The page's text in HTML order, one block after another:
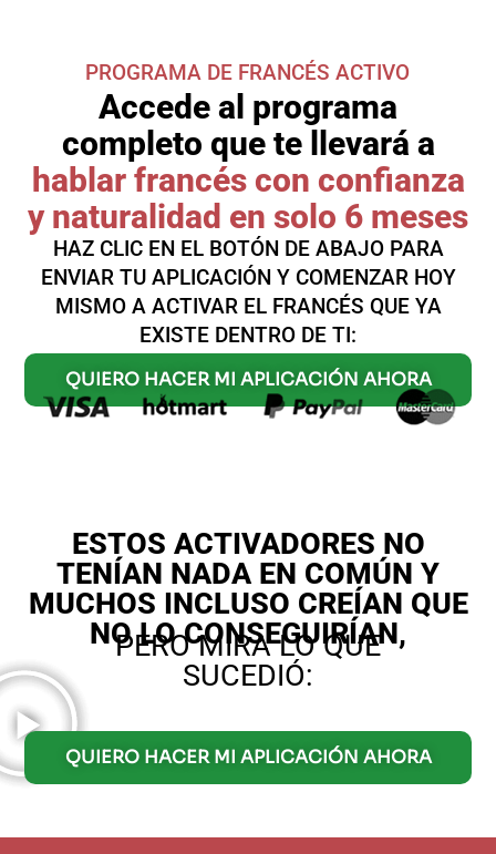
PROGRAMA DE FRANCÉS ACTIVO
Accede al programa
completo que te llevará a
hablar francés con confianza
y naturalidad en solo 6 meses
HAZ CLIC EN EL BOTÓN DE ABAJO PARA
ENVIAR TU APLICACIÓN Y COMENZAR HOY
MISMO A ACTIVAR EL FRANCÉS QUE YA
EXISTE DENTRO DE TI:
QUIERO HACER MI APLICACIÓN AHORA
ESTOS ACTIVADORES NO
TENÍAN NADA EN COMÚN Y
MUCHOS INCLUSO CREÍAN QUE
NO LO CONSEGUIRÍAN,
PERO MIRA LO QUE
SUCEDIÓ:
QUIERO HACER MI APLICACIÓN AHORA